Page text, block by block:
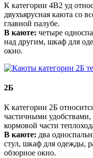
К категории 4В2 уд​
двухъярусная каюта со
главной палубе.
В каюте: четыре
над другим, шкаф для
окно.
2Б
К категории 2Б​
частичными удобствами,
кормовой части
В каюте: два
стул, шкаф для одежды,
обзорное окно.